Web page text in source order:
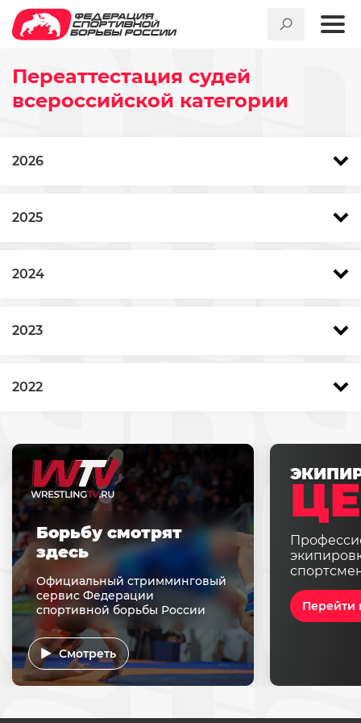
Переаттестация судей
всероссийской категории
2026
2025
2024
2023
2022
Перейти
Борьбу смотрят
здесь
Официальный стримминговый
сервис Федерации
спортивной борьбы России
Смотреть